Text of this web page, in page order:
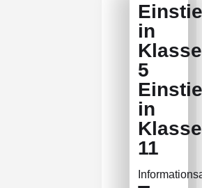
in
Klasse
5
in
Klasse
11